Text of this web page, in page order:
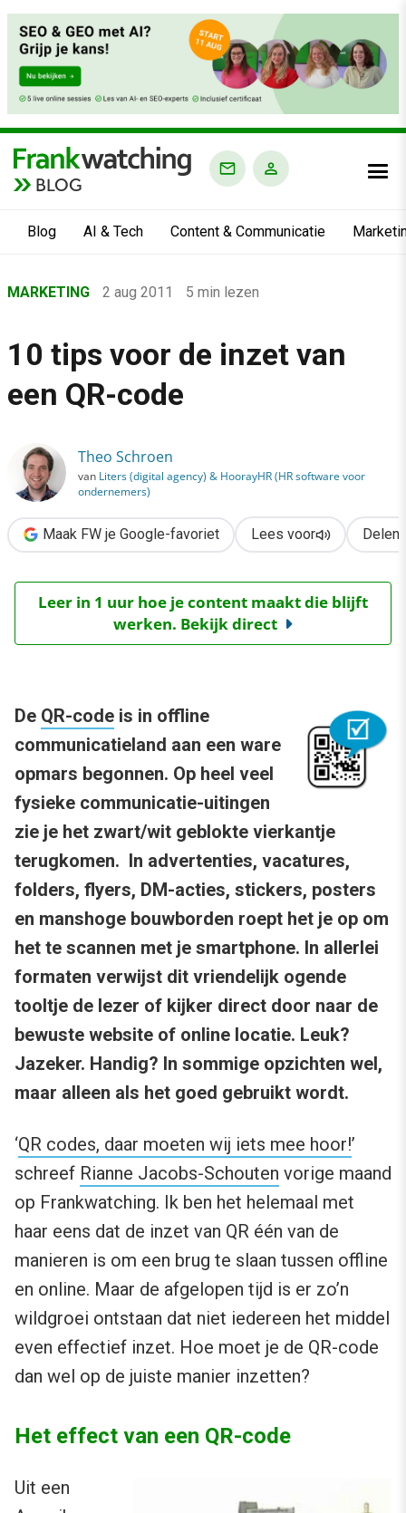
BLOG
Blog AI & Tech Content & Communicatie
›
Marketing
10 tips voor de inzet van een QR-code
MARKETING 2 aug 2011 5 min lezen
10 tips voor de inzet van
een QR-code
Theo Schroen
van Liters (digital agency) & HoorayHR (HR software voor
ondernemers)
Maak FW je Google-favoriet Lees voor Delen
Leer in 1 uur hoe je content maakt die blijft
werken. Bekijk direct
De QR-code is in offline
communicatieland aan een ware
opmars begonnen. Op heel veel
fysieke communicatie-uitingen
zie je het zwart/wit geblokte vierkantje
terugkomen. In advertenties, vacatures,
folders, flyers, DM-acties, stickers, posters
en manshoge bouwborden roept het je op om
het te scannen met je smartphone. In allerlei
formaten verwijst dit vriendelijk ogende
tooltje de lezer of kijker direct door naar de
bewuste website of online locatie. Leuk?
Jazeker. Handig? In sommige opzichten wel,
maar alleen als het goed gebruikt wordt.
‘QR codes, daar moeten wij iets mee hoor!’
schreef Rianne Jacobs-Schouten vorige maand
op Frankwatching. Ik ben het helemaal met
haar eens dat de inzet van QR één van de
manieren is om een brug te slaan tussen offline
en online. Maar de afgelopen tijd is er zo’n
wildgroei ontstaan dat niet iedereen het middel
even effectief inzet. Hoe moet je de QR-code
dan wel op de juiste manier inzetten?
Het effect van een QR-code
Uit een